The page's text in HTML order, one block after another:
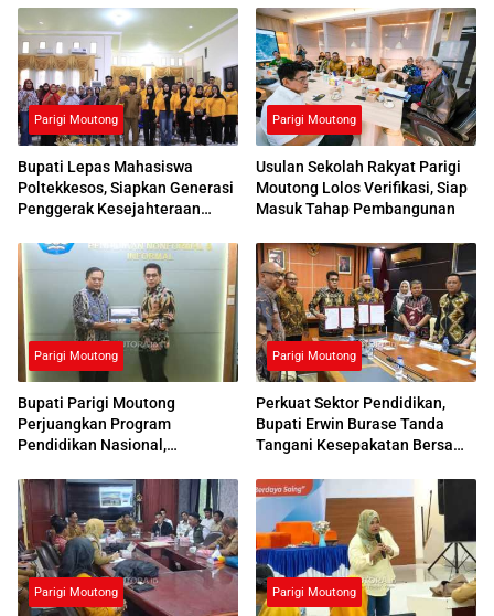
Parigi Moutong
Bupati Lepas Mahasiswa
Poltekkesos, Siapkan Generasi
Penggerak Kesejahteraan
Parigi Moutong
Usulan Sekolah Rakyat Parigi
Moutong Lolos Verifikasi, Siap
Masuk Tahap Pembangunan
Parigi Moutong
Bupati Parigi Moutong
Perjuangkan Program
Pendidikan Nasional,
Respons Positif
Parigi Moutong
Perkuat Sektor Pendidikan,
Bupati Erwin Burase Tanda
Tangani Kesepakatan Bersama
Parigi Moutong Parigi Moutong